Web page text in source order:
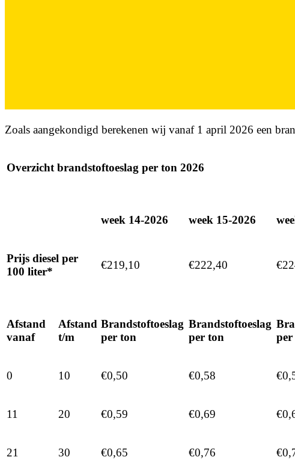
Zoals aangekondigd berekenen wij vanaf 1 april 2026 een
Overzicht brandstoftoeslag per ton 2026
week 14-2026 week 15-2026
Prijs diesel per
100 liter*
€219,10 €222,40
Afstand
vanaf
Afstand
t/m
Brandstoftoeslag
per ton
Brandstoftoeslag
per ton
per
0 10 €0,50 €0,58
11 20 €0,59 €0,69
21 30 €0,65 €0,76